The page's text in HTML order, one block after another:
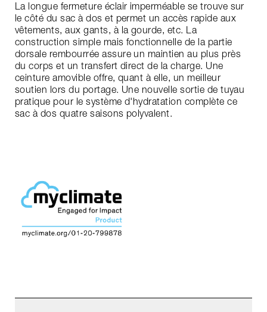
La longue fermeture éclair imperméable se trouve sur
le côté du sac à dos et permet un accès rapide aux
vêtements, aux gants, à la gourde, etc. La
construction simple mais fonctionnelle de la partie
dorsale rembourrée assure un maintien au plus près
du corps et un transfert direct de la charge. Une
ceinture amovible offre, quant à elle, un meilleur
soutien lors du portage. Une nouvelle sortie de tuyau
pratique pour le système d'hydratation complète ce
sac à dos quatre saisons polyvalent.